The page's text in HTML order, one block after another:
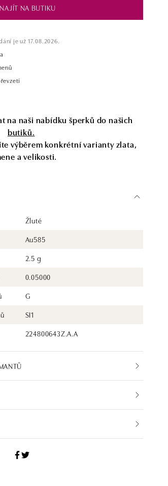
NAJÍT NA BUTIKU
je už 17.08.2026.
na naši nabídku šperků do našich
butiků.
výběrem konkrétní varianty zlata,
a velikosti.
Žluté
Au585
2.5 g
0.05000
G
SI1
224800643Z.A.A